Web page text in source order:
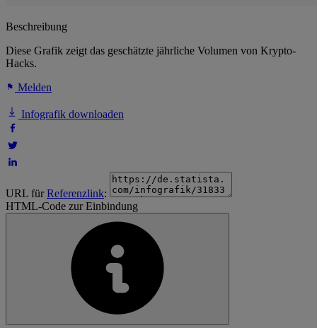
Beschreibung
Diese Grafik zeigt das geschätzte jährliche Volumen von Krypto-
Hacks.
Melden
Infografik downloaden
URL fürReferenzlink:
HTML-Code zur Einbindung